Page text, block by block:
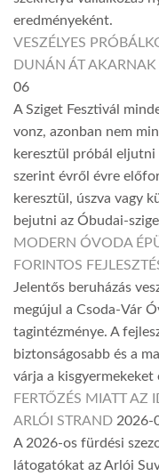
eredményeként.
VESZÉLYES
DUNÁN ÁT AKARNAK
06
A Sziget Fesztivál
vonz, azonban nem
keresztül próbál eljutni
szerint évről évre
keresztül, úszva vagy
bejutni az Óbudai-
MODERN ÓVODA
FORINTOS
Jelentős beruházás
megújul a Csoda-Vár
tagintézménye. A
biztonságosabb és a
várja a kisgyermekeket
FERTŐZÉS MIATT AZ
ARLÓI STRAND 2026-
A 2026-os fürdési
látogatókat az Arlói